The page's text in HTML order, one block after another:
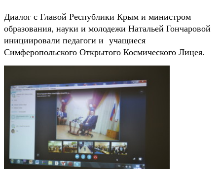
Диалог с Главой Республики Крым и министром
образования, науки и молодежи Натальей Гончаровой
инициировали педагоги и учащиеся
Симферопольского Открытого Космического Лицея.